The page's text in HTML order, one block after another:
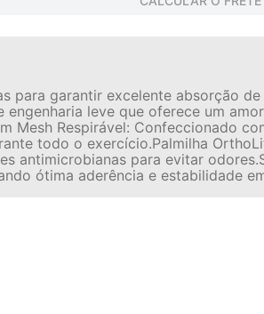
para garantir excelente absorção
leve que oferece um
Mesh Respirável: Confeccionado
todo o exercício.Palmilha
antimicrobianas para evitar
ótima aderência e estabilidade